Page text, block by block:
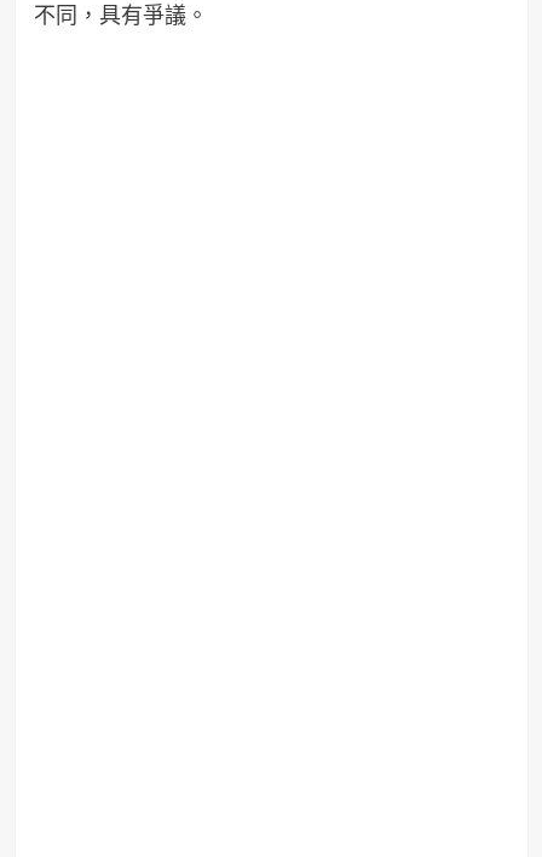
不同，具有爭議。